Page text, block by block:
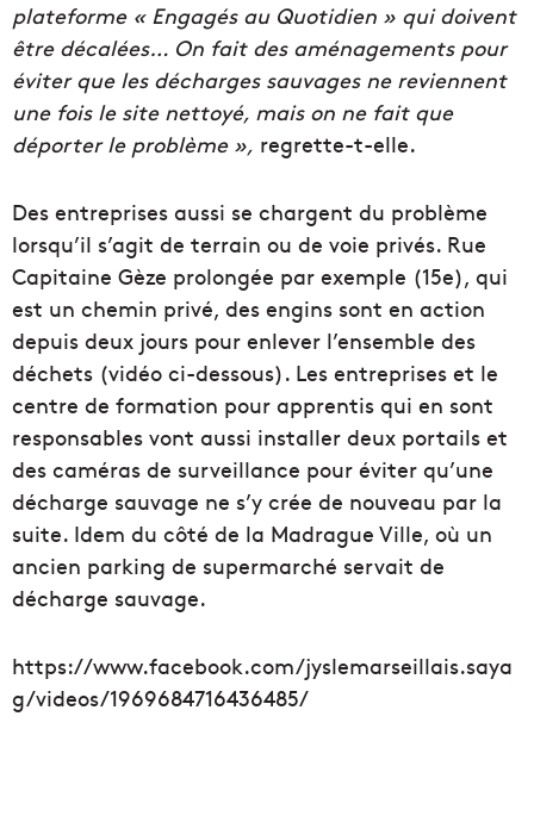
plateforme « Engagés au Quotidien » qui doivent
être décalées… On fait des aménagements pour
éviter que les décharges sauvages ne reviennent
une fois le site nettoyé, mais on ne fait que
déporter le problème », regrette-t-elle.
Des entreprises aussi se chargent du problème
lorsqu’il s’agit de terrain ou de voie privés. Rue
Capitaine Gèze prolongée par exemple (15e), qui
est un chemin privé, des engins sont en action
depuis deux jours pour enlever l’ensemble des
déchets (vidéo ci-dessous). Les entreprises et le
centre de formation pour apprentis qui en sont
responsables vont aussi installer deux portails et
des caméras de surveillance pour éviter qu’une
décharge sauvage ne s’y crée de nouveau par la
suite. Idem du côté de la Madrague Ville, où un
ancien parking de supermarché servait de
décharge sauvage.
https://www.facebook.com/jyslemarseillais.saya
g/videos/1969684716436485/